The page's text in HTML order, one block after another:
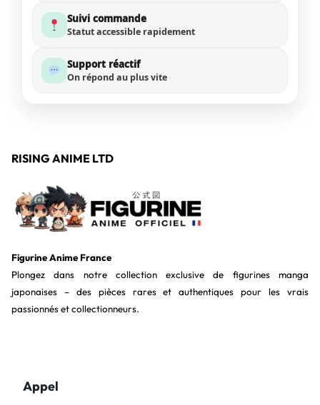
Suivi commande
Statut accessible rapidement
Support réactif
On répond au plus vite
RISING ANIME LTD
Figurine Anime France
Plongez dans notre collection exclusive de figurines manga
japonaises – des pièces rares et authentiques pour les vrais
passionnés et collectionneurs.
Appel